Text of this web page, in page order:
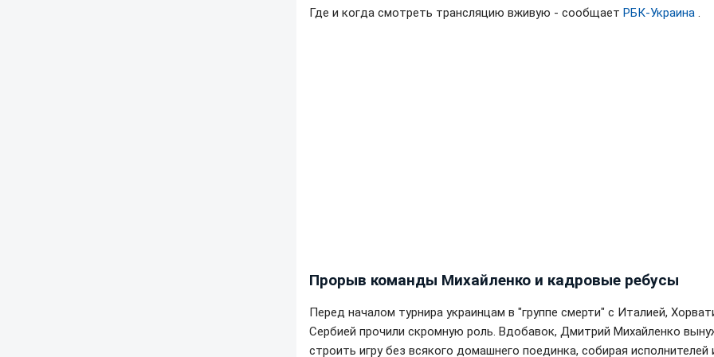
Где и когда смотреть трансляцию вживую - сообщает РБК-Украина .
Прорыв команды Михайленко и кадровые ребусы
Перед началом турнира украинцам в "группе смерти" с Италией,
Сербией прочили скромную роль. Вдобавок, Дмитрий Михайленко
строить игру без всякого домашнего поединка, собирая исполнителей